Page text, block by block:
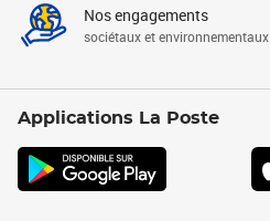
Nos engagements
sociétaux et environnementaux
Applications La Poste